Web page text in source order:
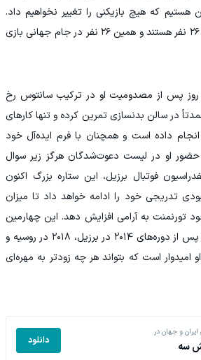
هستیم که هیچ بازیکنی را تغییر نخواهیم داد.
بازیکنان انتخاب‌شده همین ۲۶ نفر هستند و همین ۲۶ نفر در جام جهانی بازی
مشکل بدنی حدود ۱۹ روز پس از مصدومیت او در ترکیب سانتوس رخ
در سالن بدنسازی تمرین کرده و تنها کارهای
داده است و همچنان با فرم ایده‌آل خود
حضور او در لیست دعوت‌شدگان هرگز زیر سوال
فوتبال برزیل، این ستاره بزرگ اکنون
تدریجی خود را ادامه خواهد داد تا میزان
تورنمنت به آرامی افزایش دهد. این چهارمین
حضور نیمار در جام جهانی پس از دوره‌های ۲۰۱۴ در برزیل، ۲۰۱۸ در روسیه و
او امیدوار است که بتواند هر چه زودتر به مهره‌ای
ایران و جهان در
سه دانلود